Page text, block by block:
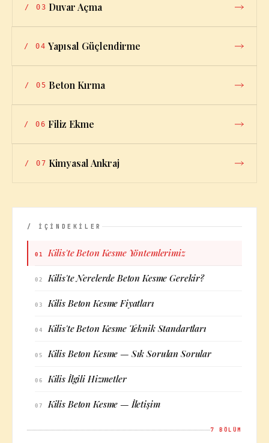
/ 03 Duvar Açma
/ 04 Yapısal Güçlendirme
/ 05 Beton Kırma
/ 06 Filiz Ekme
/ 07 Kimyasal Ankraj
/ İÇİNDEKİLER
01 Kilis'te Beton Kesme Yöntemlerimiz
02 Kilis'te Nerelerde Beton Kesme Gerekir?
03 Kilis Beton Kesme Fiyatları
04 Kilis'te Beton Kesme Teknik Standartları
05 Kilis Beton Kesme — Sık Sorulan Sorular
06 Kilis İlgili Hizmetler
07 Kilis Beton Kesme — İletişim
7 BÖLÜM